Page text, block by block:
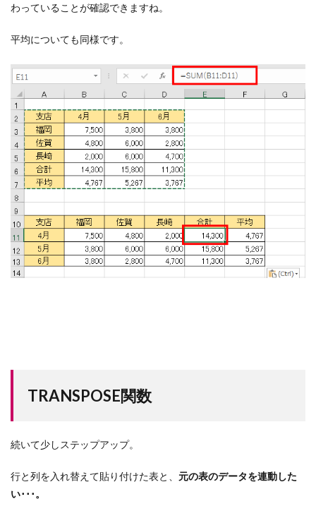
わっていることが確認できますね。
平均についても同様です。
TRANSPOSE関数
続いて少しステップアップ。
行と列を入れ替えて貼り付けた表と、 元の表のデータを連動した
い･･･。